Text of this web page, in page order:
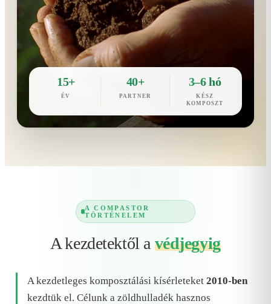
15+
ÉV
40+
PARTNER
3–6 hó
KÉSZ
KOMPOSZT
A COMPASTOR
TÖRTÉNELEM
A kezdetektől a védjegyig
A kezdetleges komposztálási kísérleteket 2010-ben
kezdtük el. Célunk a zöldhulladék hasznos